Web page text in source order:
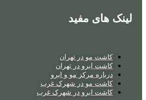
های مفید
کاشت مو در تهران
کاشت ابرو در تهران
درباره مرکز مو و ابرو
کاشت مو در شهرک غرب
کاشت ابرو در شهرک غرب